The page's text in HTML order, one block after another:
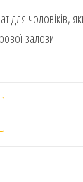
чоловіків,
залози
0.5mg/